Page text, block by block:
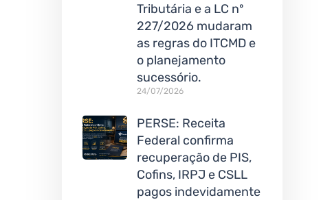
Tributária e a LC nº
227/2026 mudaram
as regras do ITCMD e
o planejamento
sucessório.
24/07/2026
PERSE: Receita
Federal confirma
recuperação de PIS,
Cofins, IRPJ e CSLL
pagos indevidamente